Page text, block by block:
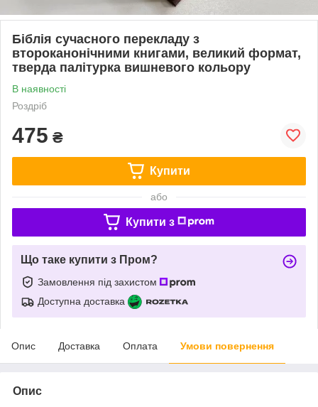
Біблія сучасного перекладу з
второканонічними книгами, великий формат,
тверда палітурка вишневого кольору
В наявності
Роздріб
475 ₴
Купити
або
Купити з
Що таке купити з Пром?
Замовлення під захистом
Доступна доставка
Опис Доставка Оплата Умови повернення
Опис